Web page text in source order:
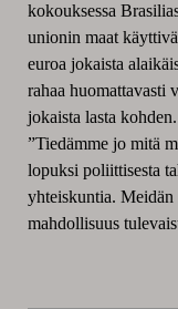
kokouksessa
unionin maat
euroa jokaista
rahaa huomattavasti
jokaista lasta kohden.
”Tiedämme jo mitä
lopuksi poliittisesta
yhteiskuntia.
mahdollisuus